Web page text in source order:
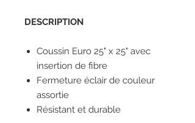
DESCRIPTION
Coussin Euro 25" x 25" avec
insertion de fibre
Fermeture éclair de couleur
assortie
Résistant et durable